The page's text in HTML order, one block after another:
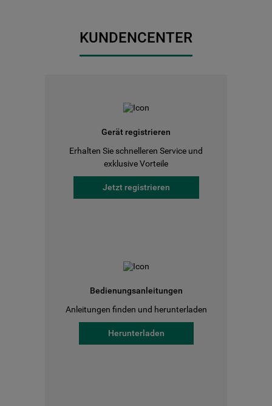
KUNDENCENTER
Gerät registrieren
Erhalten Sie schnelleren Service und
exklusive Vorteile
Jetzt registrieren
Bedienungsanleitungen
Anleitungen finden und herunterladen
Herunterladen